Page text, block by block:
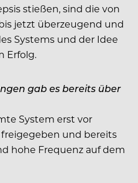
stießen, sind die von
jetzt überzeugend und
Systems und der Idee
Erfolg.
gab es bereits über
System erst vor
und bereits
hohe Frequenz auf dem